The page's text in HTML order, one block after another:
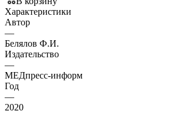
Характеристики
Автор
—
Белялов Ф.И.
Издательство
—
МЕДпресс-информ
Год
—
2020